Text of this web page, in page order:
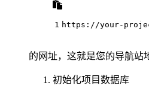
1 https://your-
的网址，这就是您的导航站
初始化项目数据库